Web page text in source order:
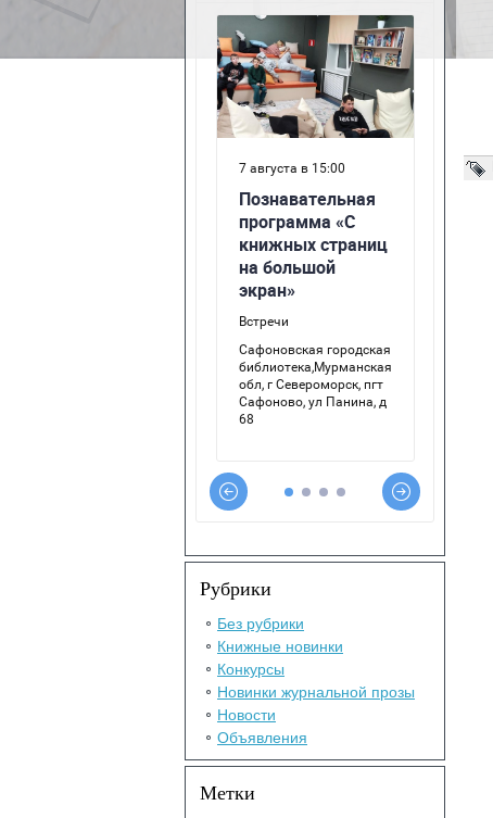
Рубрики
Без рубрики
Книжные новинки
Конкурсы
Новинки журнальной прозы
Новости
Объявления
Метки